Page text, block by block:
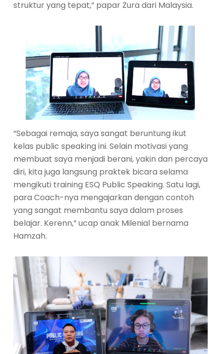
struktur yang tepat,” papar Zura dari Malaysia.
“Sebagai remaja, saya sangat beruntung ikut
kelas public speaking ini. Selain motivasi yang
membuat saya menjadi berani, yakin dan percaya
diri, kita juga langsung praktek bicara selama
mengikuti training ESQ Public Speaking. Satu lagi,
para Coach-nya mengajarkan dengan contoh
yang sangat membantu saya dalam proses
belajar. Kerenn,” ucap anak Milenial bernama
Hamzah.